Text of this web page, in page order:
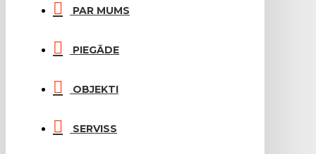
PAR MUMS
PIEGĀDE
OBJEKTI
SERVISS